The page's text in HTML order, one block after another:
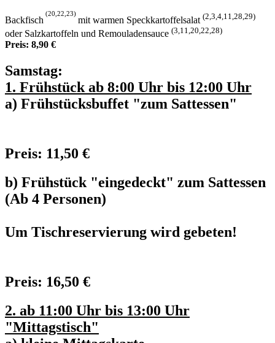
Backfisch
(20,22,23)
mit warmen Speckkartoffelsalat (2,3,4,11,28,29)
oder Salzkartoffeln und Remouladensauce (3,11,20,22,28)
Preis: 8,90 €
Samstag:
1. Frühstück ab 8:00 Uhr bis 12:00 Uhr
a) Frühstücksbuffet "zum Sattessen"
Preis: 11,50 €
b) Frühstück "eingedeckt" zum Sattessen
(Ab 4 Personen)
Um Tischreservierung wird gebeten!
Preis: 16,50 €
2. ab 11:00 Uhr bis 13:00 Uhr
"Mittagstisch"